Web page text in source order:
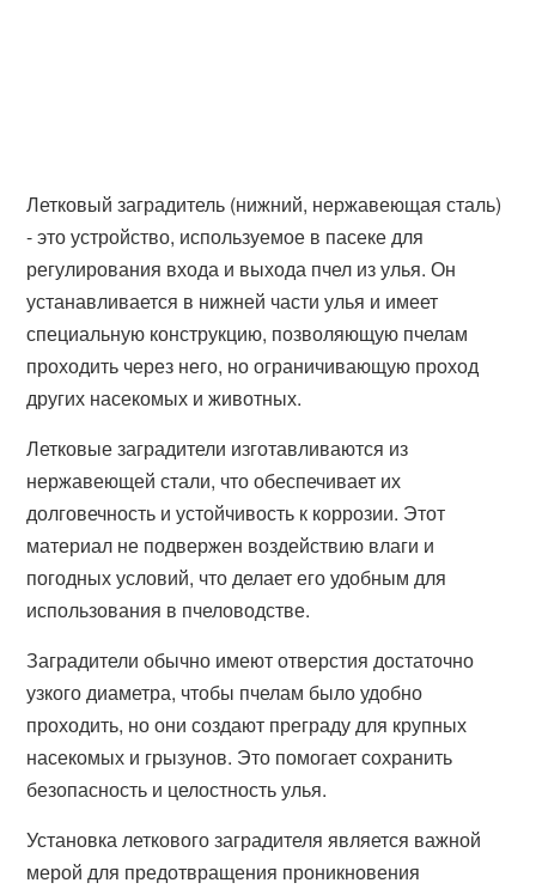
Летковый заградитель (нижний, нержавеющая сталь)
- это устройство, используемое в пасеке для
регулирования входа и выхода пчел из улья. Он
устанавливается в нижней части улья и имеет
специальную конструкцию, позволяющую пчелам
проходить через него, но ограничивающую проход
других насекомых и животных.
Летковые заградители изготавливаются из
нержавеющей стали, что обеспечивает их
долговечность и устойчивость к коррозии. Этот
материал не подвержен воздействию влаги и
погодных условий, что делает его удобным для
использования в пчеловодстве.
Заградители обычно имеют отверстия достаточно
узкого диаметра, чтобы пчелам было удобно
проходить, но они создают преграду для крупных
насекомых и грызунов. Это помогает сохранить
безопасность и целостность улья.
Установка леткового заградителя является важной
мерой для предотвращения проникновения